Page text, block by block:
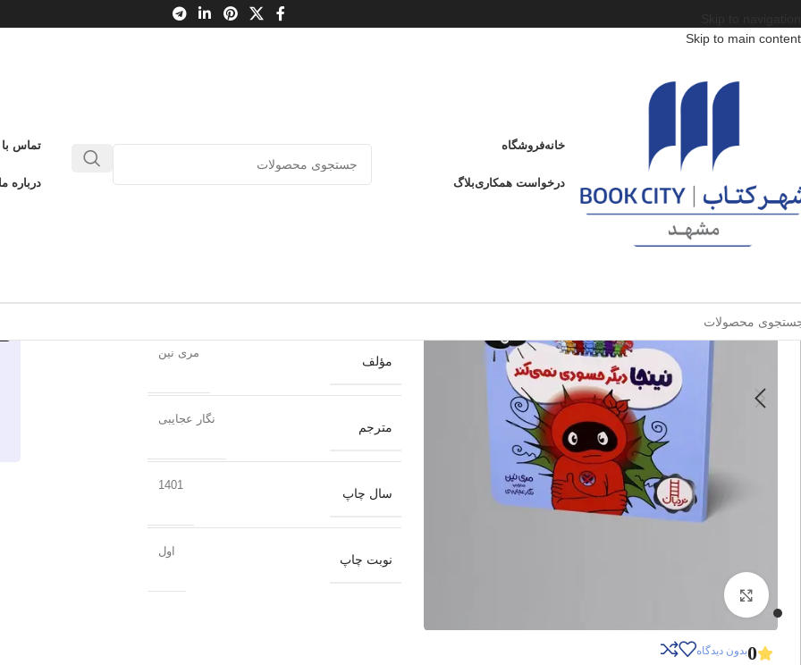
Skip to main content
خانهفروشگاه
درخواست همکاریبلاگ
تماس با
درباره ما
محصولات / کتاب کودک و نوجوان
0بدون دیدگاه
نینجا دیگر حسودی نمی کند
مؤلف
مری نین
مترجم
نگار عجایبی
سال چاپ
1401
نوبت چاپ
اول